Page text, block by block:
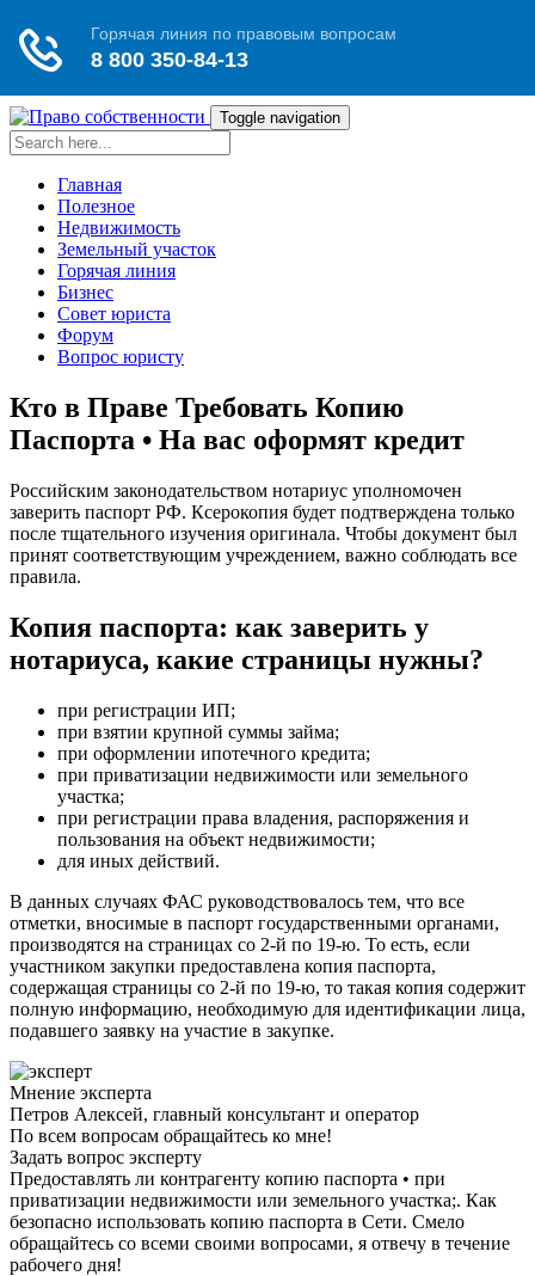
Toggle navigation
Главная
Полезное
Недвижимость
Земельный участок
Горячая линия
Бизнес
Совет юриста
Форум
Вопрос юристу
Кто в Праве Требовать Копию
Паспорта • На вас оформят кредит
Российским законодательством нотариус уполномочен
заверить паспорт РФ. Ксерокопия будет подтверждена только
после тщательного изучения оригинала. Чтобы документ был
принят соответствующим учреждением, важно соблюдать все
правила.
Копия паспорта: как заверить у
нотариуса, какие страницы нужны?
при регистрации ИП;
при взятии крупной суммы займа;
при оформлении ипотечного кредита;
при приватизации недвижимости или земельного
участка;
при регистрации права владения, распоряжения и
пользования на объект недвижимости;
для иных действий.
В данных случаях ФАС руководствовалось тем, что все
отметки, вносимые в паспорт государственными органами,
производятся на страницах со 2-й по 19-ю. То есть, если
участником закупки предоставлена копия паспорта,
содержащая страницы со 2-й по 19-ю, то такая копия содержит
полную информацию, необходимую для идентификации лица,
подавшего заявку на участие в закупке.
Мнение эксперта
Петров Алексей, главный консультант и оператор
По всем вопросам обращайтесь ко мне!
Задать вопрос эксперту
Предоставлять ли контрагенту копию паспорта • при
приватизации недвижимости или земельного участка;. Как
безопасно использовать копию паспорта в Сети. Смело
обращайтесь со всеми своими вопросами, я отвечу в течение
рабочего дня!